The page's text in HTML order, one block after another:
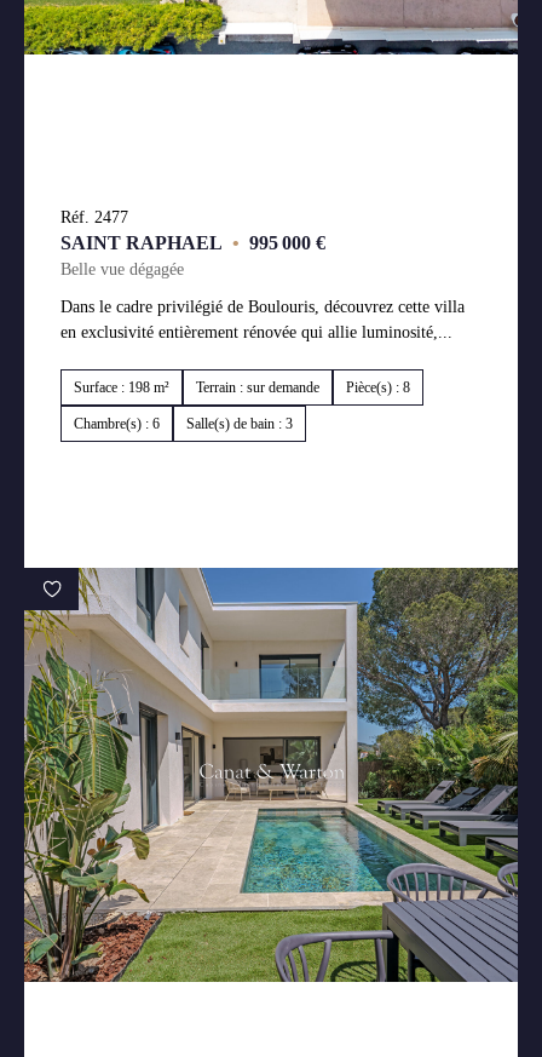
Réf. 2477
SAINT RAPHAEL • 995 000 €
Belle vue dégagée
Dans le cadre privilégié de Boulouris, découvrez cette villa
en exclusivité entièrement rénovée qui allie luminosité,...
Surface : 198 m² Terrain : sur demande Pièce(s) : 8
Chambre(s) : 6 Salle(s) de bain : 3